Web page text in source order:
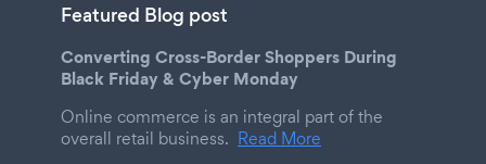
Featured Blog post
Converting Cross-Border Shoppers During
Black Friday & Cyber Monday
Online commerce is an integral part of the
overall retail business. Read More